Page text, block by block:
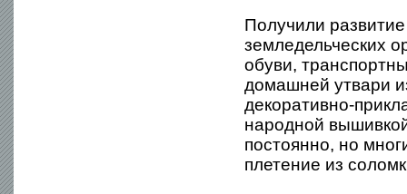
Получили
земледельческих
обуви,
домашней утвари
декоративно-
народной
постоянно, но
плетение из